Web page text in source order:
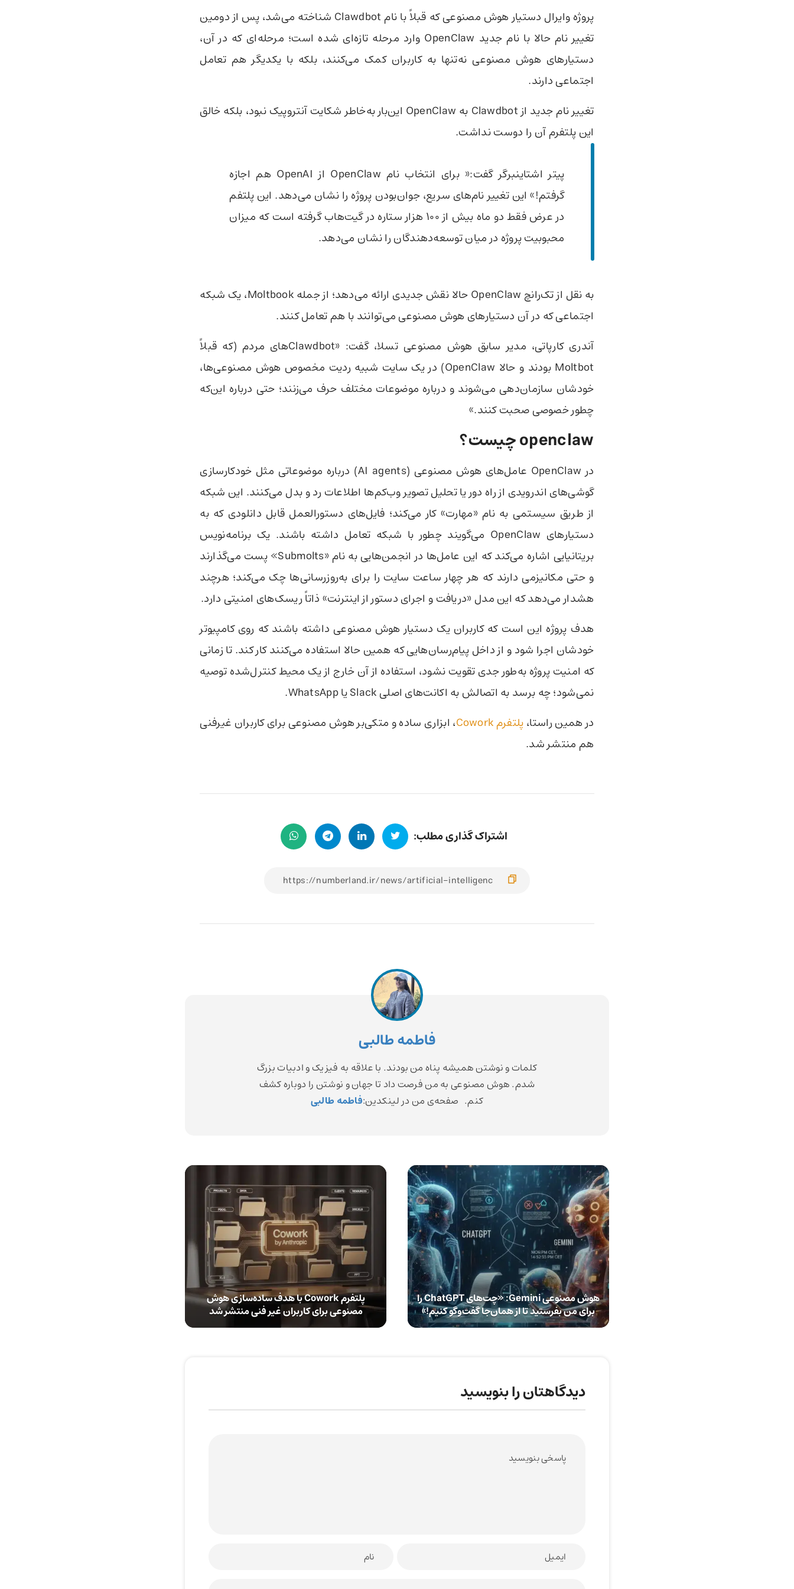
پروژه وایرال دستیار هوش مصنوعی که قبلاً با نام Clawdbot شناخته می‌شد، پس از دومین
تغییر نام حالا با نام جدید OpenClaw وارد مرحله تازه‌ای شده است؛ مرحله‌ای که در آن،
دستیارهای هوش مصنوعی نه‌تنها به کاربران کمک می‌کنند، بلکه با یکدیگر هم تعامل
اجتماعی دارند.
تغییر نام جدید از Clawdbot به OpenClaw این‌بار به‌خاطر شکایت آنتروپیک نبود، بلکه خالق
این پلتفرم آن را دوست نداشت.
پیتر اشتاینبرگر گفت:« برای انتخاب نام OpenClaw از OpenAI هم اجازه
گرفتم!» این تغییر نام‌های سریع، جوان‌بودن پروژه را نشان می‌دهد. این پلتفم
در عرض فقط دو ماه بیش از ۱۰۰ هزار ستاره در گیت‌هاب گرفته است که میزان
محبوبیت پروژه در میان توسعه‌دهندگان را نشان می‌دهد.
به نقل از تک‌رانچ OpenClaw حالا نقش جدیدی ارائه می‌دهد؛ از جمله Moltbook، یک شبکه
اجتماعی که در آن دستیارهای هوش مصنوعی می‌توانند با هم تعامل کنند.
آندری کارپاتی، مدیر سابق هوش مصنوعی تسلا، گفت: «Clawdbotهای مردم (که قبلاً
Moltbot بودند و حالا OpenClaw) در یک سایت شبیه ردیت مخصوص هوش مصنوعی‌ها،
خودشان سازمان‌دهی می‌شوند و درباره موضوعات مختلف حرف می‌زنند؛ حتی درباره این‌که
چطور خصوصی صحبت کنند.»
openclaw چیست؟
در OpenClaw عامل‌های هوش مصنوعی (AI agents) درباره موضوعاتی مثل خودکارسازی
گوشی‌های اندرویدی از راه دور یا تحلیل تصویر وب‌کم‌ها اطلاعات رد و بدل می‌کنند. این شبکه
از طریق سیستمی به نام «مهارت» کار می‌کند؛ فایل‌های دستورالعمل قابل دانلودی که به
دستیارهای OpenClaw می‌گویند چطور با شبکه تعامل داشته باشند. یک برنامه‌نویس
بریتانیایی اشاره می‌کند که این عامل‌ها در انجمن‌هایی به نام «Submolts» پست می‌گذارند
و حتی مکانیزمی دارند که هر چهار ساعت سایت را برای به‌روزرسانی‌ها چک می‌کند؛ هرچند
هشدار می‌دهد که این مدل «دریافت و اجرای دستور از اینترنت» ذاتاً ریسک‌های امنیتی دارد.
هدف پروژه این است که کاربران یک دستیار هوش مصنوعی داشته باشند که روی کامپیوتر
خودشان اجرا شود و از داخل پیام‌رسان‌هایی که همین حالا استفاده می‌کنند کار کند. تا زمانی
که امنیت پروژه به‌طور جدی تقویت نشود، استفاده از آن خارج از یک محیط کنترل‌شده توصیه
نمی‌شود؛ چه برسد به اتصالش به اکانت‌های اصلی Slack یا WhatsApp.
در همین راستا،پلتفرم Cowork
، ابزاری ساده و متکی‌بر هوش مصنوعی برای کاربران غیرفنی
هم منتشر شد.
اشتراک گذاری مطلب:
فاطمه طالبی
کلمات و نوشتن همیشه پناه من بودند. با علاقه به فیزیک و ادبیات بزرگ
شدم. هوش مصنوعی به من فرصت داد تا جهان و نوشتن را دوباره کشف
کنم. صفحه‌ی من در لینکدین:فاطمه طالبی
پلتفرم Cowork با هدف ساده‌سازی هوش
مصنوعی برای کاربران غیر فنی منتشر شد
هوش مصنوعی Gemini: «چت‌های ChatGPT را
برای من بفرستید تا از همان‌جا گفت‌وگو کنیم!»
دیدگاهتان را بنویسید